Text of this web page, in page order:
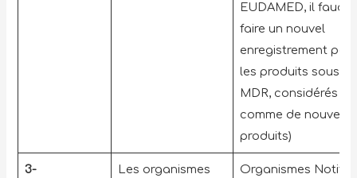
EUDAMED, il faudra
faire un nouvel
enregistrement
les produits sous
MDR, considérés
comme de
produits)
3-
Les organismes
Organismes